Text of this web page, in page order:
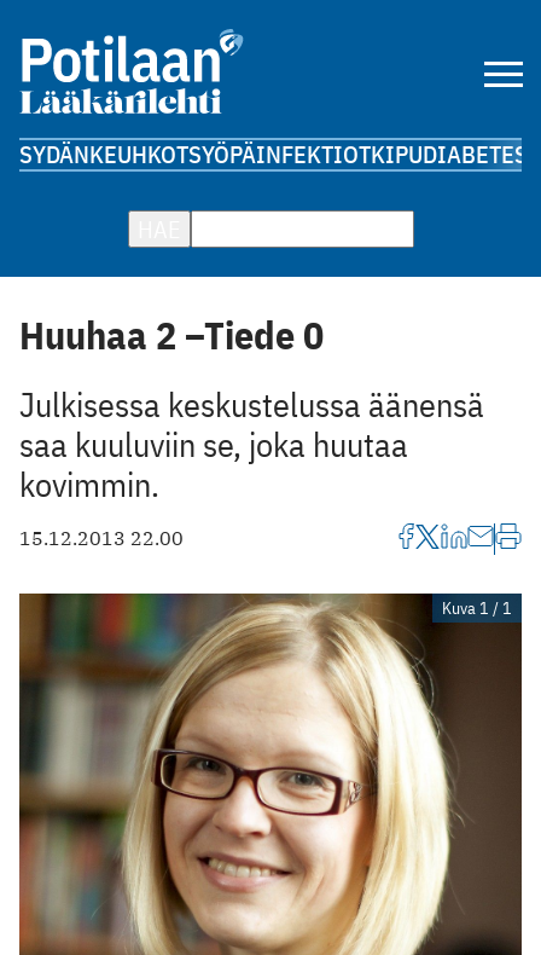
SYDÄNKEUHKOTSYÖPÄINFEKTIOTKIPUDIABETES
Huuhaa 2 –Tiede 0
Julkisessa keskustelussa äänensä
saa kuuluviin se, joka huutaa
kovimmin.
15.12.2013 22.00
Kuva 1 / 1